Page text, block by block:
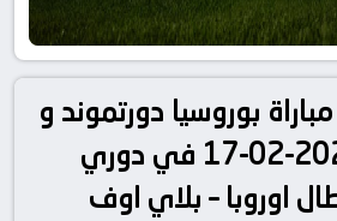
بوروسيا دورتموند و
أتالانتا بتاريخ 2026-02-17 في دوري
اوروبا – بلاي اوف